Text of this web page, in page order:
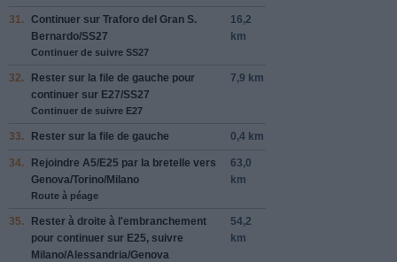
31. Continuer sur Traforo del Gran S.
Bernardo/SS27
Continuer de suivre SS27
16,2
km
32. Rester sur la file de gauche pour
continuer sur E27/SS27
Continuer de suivre E27
7,9 km
33. Rester sur la file de gauche 0,4 km
34. Rejoindre A5/E25 par la bretelle vers
Genova/Torino/Milano
Route à péage
63,0
km
35. Rester à droite à l'embranchement
pour continuer sur E25, suivre
Milano/Alessandria/Genova
54,2
km